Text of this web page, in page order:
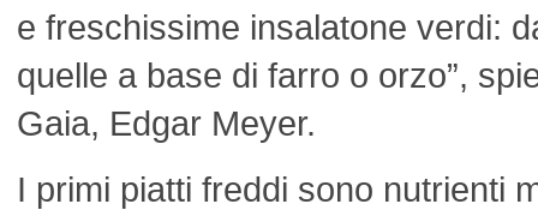
e freschissime insalatone verdi:
quelle a base di farro o orzo”,
Gaia, Edgar Meyer.
I primi piatti freddi sono nutrienti